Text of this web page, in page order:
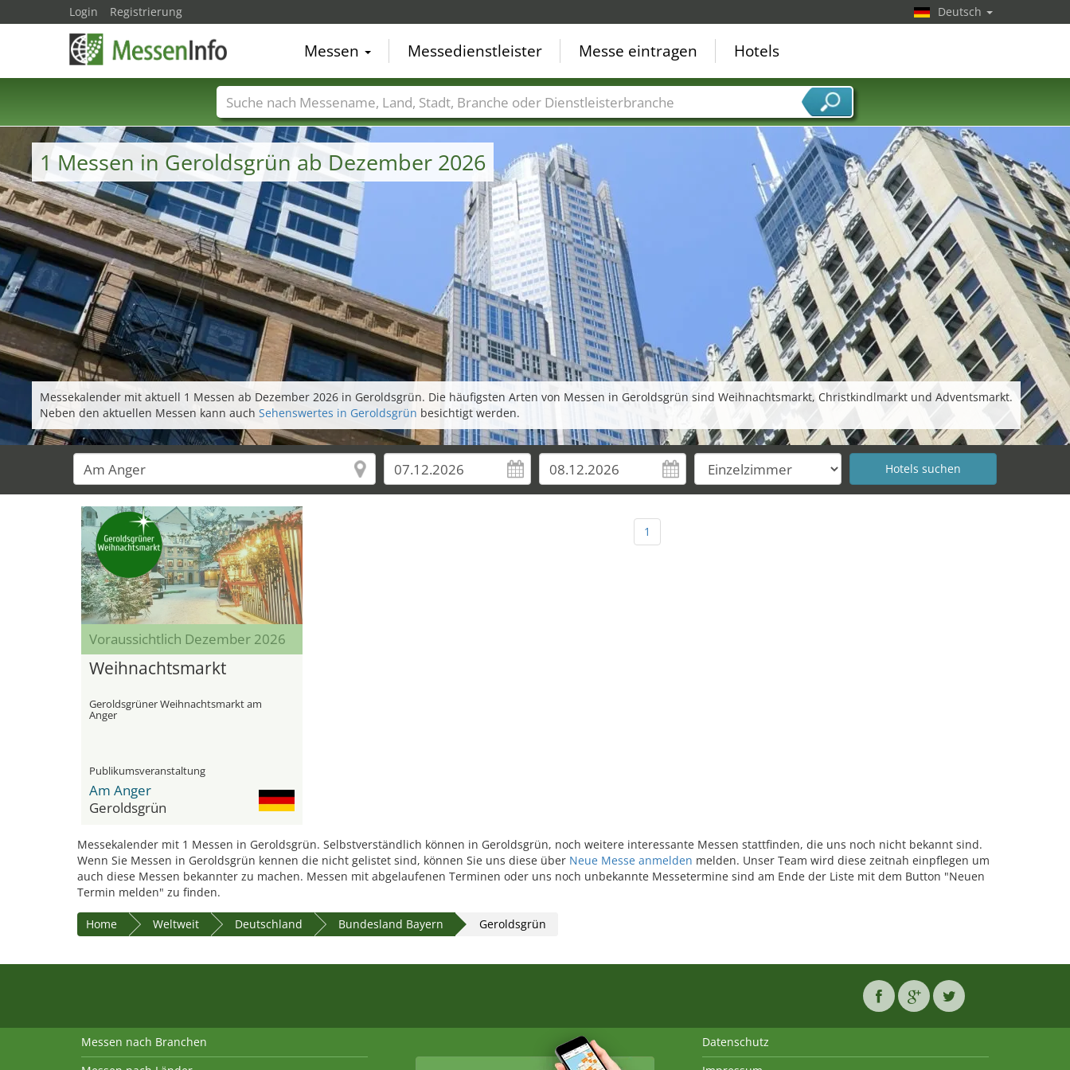
1 Messen in Geroldsgrün ab Dezember 2026
Messekalender mit aktuell 1 Messen ab Dezember 2026 in Geroldsgrün. Die häufigsten Arten von Messen in Geroldsgrün sind Weihnachtsmarkt, Christkindlmarkt und Adventsmarkt.
Neben den aktuellen Messen kann auch Sehenswertes in Geroldsgrün besichtigt werden.
Voraussichtlich Dezember 2026
Weihnachtsmarkt
Geroldsgrüner Weihnachtsmarkt am
Anger
Publikumsveranstaltung
Am Anger
Geroldsgrün
1
Messekalender mit 1 Messen in Geroldsgrün. Selbstverständlich können in Geroldsgrün, noch weitere interessante Messen stattfinden, die uns noch nicht bekannt sind.
Wenn Sie Messen in Geroldsgrün kennen die nicht gelistet sind, können Sie uns diese über Neue Messe anmelden melden. Unser Team wird diese zeitnah einpflegen um
auch diese Messen bekannter zu machen. Messen mit abgelaufenen Terminen oder uns noch unbekannte Messetermine sind am Ende der Liste mit dem Button "Neuen
Termin melden" zu finden.
Home Weltweit Deutschland Bundesland Bayern Geroldsgrün
Login Registrierung Deutsch
Messen Messedienstleister Messe eintragen Hotels
Messenamen Länder Städte Branchen Dienstleisterbranchen
Messen nach Branchen
Datenschutz